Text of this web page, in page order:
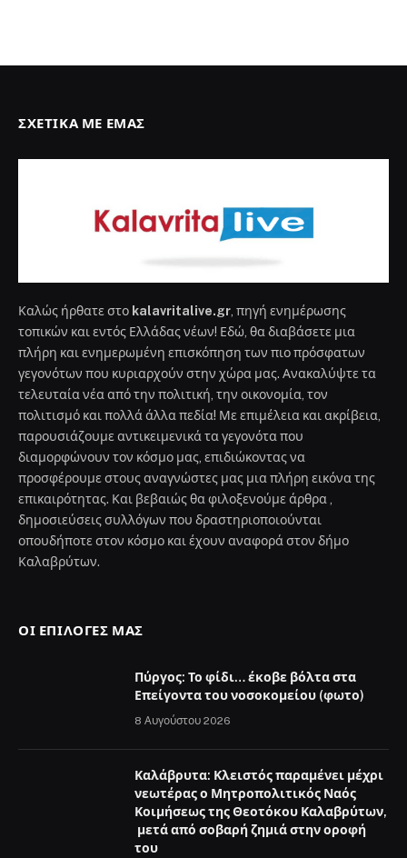
ΣΧΕΤΙΚΆ ΜΕ ΕΜΆΣ
Καλώς ήρθατε στο kalavritalive.gr , πηγή ενημέρωσης
τοπικών και εντός Ελλάδας νέων! Εδώ, θα διαβάσετε μια
πλήρη και ενημερωμένη επισκόπηση των πιο πρόσφατων
γεγονότων που κυριαρχούν στην χώρα μας. Ανακαλύψτε τα
τελευταία νέα από την πολιτική, την οικονομία, τον
πολιτισμό και πολλά άλλα πεδία! Με επιμέλεια και ακρίβεια,
παρουσιάζουμε αντικειμενικά τα γεγονότα που
διαμορφώνουν τον κόσμο μας, επιδιώκοντας να
προσφέρουμε στους αναγνώστες μας μια πλήρη εικόνα της
επικαιρότητας. Και βεβαιώς θα φιλοξενούμε άρθρα ,
δημοσιεύσεις συλλόγων που δραστηριοποιούνται
οπουδήποτε στον κόσμο και έχουν αναφορά στον δήμο
Καλαβρύτων.
ΟΙ ΕΠΙΛΟΓΈΣ ΜΑΣ
Πύργος: Το φίδι… έκοβε βόλτα στα
Επείγοντα του νοσοκομείου (φωτο)
8 Αυγούστου 2026
Καλάβρυτα: Κλειστός παραμένει μέχρι
νεωτέρας ο Μητροπολιτικός Ναός
Κοιμήσεως της Θεοτόκου Καλαβρύτων,
μετά από σοβαρή ζημιά στην οροφή
του